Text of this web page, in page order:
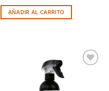
AÑADIR AL CARRITO